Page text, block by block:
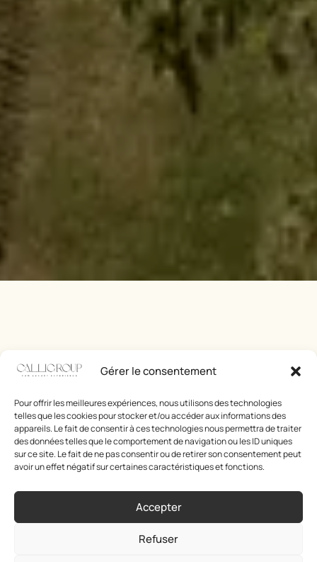
Gérer le consentement
Pour offrir les meilleures expériences, nous utilisons des technologies
telles que les cookies pour stocker et/ou accéder aux informations des
appareils. Le fait de consentir à ces technologies nous permettra de traiter
des données telles que le comportement de navigation ou les ID uniques
sur ce site. Le fait de ne pas consentir ou de retirer son consentement peut
avoir un effet négatif sur certaines caractéristiques et fonctions.
Accepter
Refuser